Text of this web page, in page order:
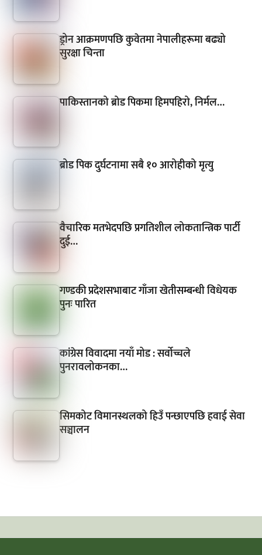
ड्रोन आक्रमणपछि कुवेतमा नेपालीहरूमा बढ्यो
सुरक्षा चिन्ता
पाकिस्तानको ब्रोड पिकमा हिमपहिरो, निर्मल…
ब्रोड पिक दुर्घटनामा सबै १० आरोहीको मृत्यु
वैचारिक मतभेदपछि प्रगतिशील लोकतान्त्रिक पार्टी
दुई…
गण्डकी प्रदेशसभाबाट गाँजा खेतीसम्बन्धी विधेयक
पुनः पारित
कांग्रेस विवादमा नयाँ मोड : सर्वोच्चले
पुनरावलोकनका…
सिमकोट विमानस्थलको हिउँ पन्छाएपछि हवाई सेवा
सञ्चालन